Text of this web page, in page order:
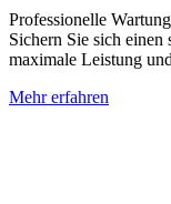
Professionelle
Sichern Sie sich einen
maximale Leistung
Mehr erfahren